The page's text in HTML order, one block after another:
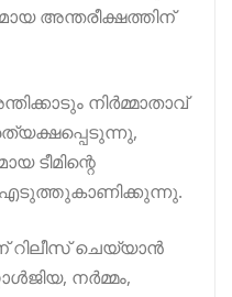
അന്തരീക്ഷത്തിന്
നിർമ്മാതാവ്
ടീമിന്റെ
റിലീസ് ചെയ്യാൻ
നർമ്മം,